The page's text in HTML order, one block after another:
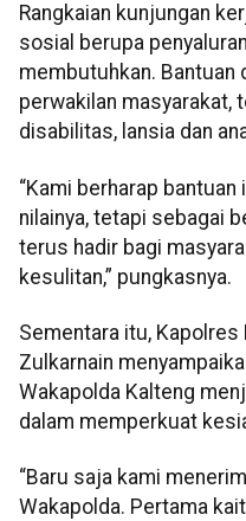
Rangkaian kunjungan
sosial berupa
membutuhkan. Bantuan
perwakilan masyarakat,
disabilitas, lansia dan
“Kami berharap
nilainya, tetapi sebagai
terus hadir bagi
kesulitan,” pungkasnya.
Sementara itu, Kapolres
Zulkarnain
Wakapolda Kalteng
dalam memperkuat
“Baru saja kami
Wakapolda. Pertama